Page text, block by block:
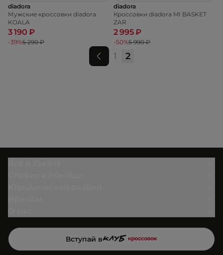
diadora
Мужские кроссовки diadora
KOALA
3 190 ₽
-39%5 290 ₽
diadora
Кроссовки diadora MI BASKET
ZAR
2 995 ₽
-50%5 990 ₽
1 2
Вступай в